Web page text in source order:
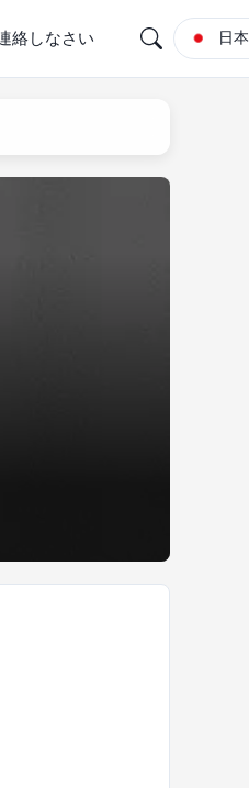
絡しなさい 日